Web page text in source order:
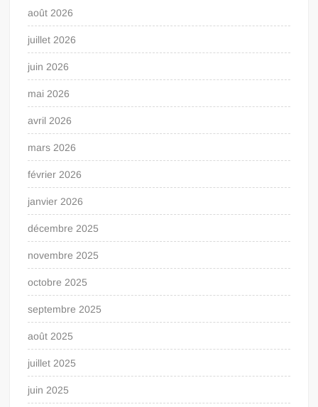
août 2026
juillet 2026
juin 2026
mai 2026
avril 2026
mars 2026
février 2026
janvier 2026
décembre 2025
novembre 2025
octobre 2025
septembre 2025
août 2025
juillet 2025
juin 2025